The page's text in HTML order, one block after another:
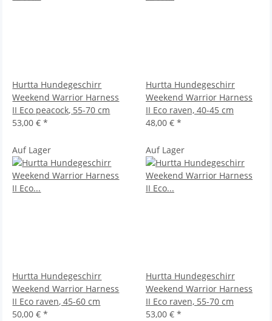
Hurtta Hundegeschirr
Weekend Warrior Harness
II Eco peacock, 55-70 cm
53,00 €*
Hurtta Hundegeschirr
Weekend Warrior Harness
II Eco raven, 40-45 cm
48,00 € *
Auf Lager
Hurtta Hundegeschirr
Weekend Warrior Harness
II Eco raven, 45-60 cm
50,00 €*
Auf Lager
Hurtta Hundegeschirr
Weekend Warrior Harness
II Eco raven, 55-70 cm
53,00 € *